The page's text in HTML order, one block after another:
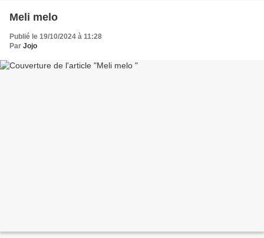
Meli melo
Publié le 19/10/2024 à 11:28
Par Jojo